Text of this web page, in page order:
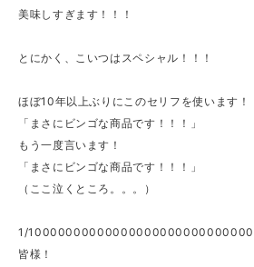
美味しすぎます！！！
とにかく、こいつはスペシャル！！！
ほぼ10年以上ぶりにこのセリフを使います！
「まさにビンゴな商品です！！！」
もう一度言います！
「まさにビンゴな商品です！！！」
（ここ泣くところ。。。）
1/10000000000000000000000000000
皆様！